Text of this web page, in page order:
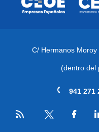
C/ Hermanos Moroy
(dentro del
941 271
RSS